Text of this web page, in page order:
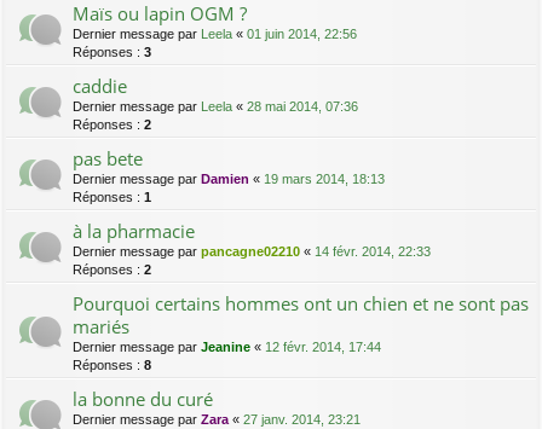
Maïs ou lapin OGM ?
Dernier message par Leela « 01 juin 2014, 22:56
Réponses : 3
caddie
Dernier message par Leela « 28 mai 2014, 07:36
Réponses : 2
pas bete
Dernier message par Damien « 19 mars 2014, 18:13
Réponses : 1
à la pharmacie
Dernier message par pancagne02210 « 14 févr. 2014, 22:33
Réponses : 2
Pourquoi certains hommes ont un chien et ne sont pas
mariés
Dernier message par Jeanine « 12 févr. 2014, 17:44
Réponses : 8
la bonne du curé
Dernier message par Zara « 27 janv. 2014, 23:21